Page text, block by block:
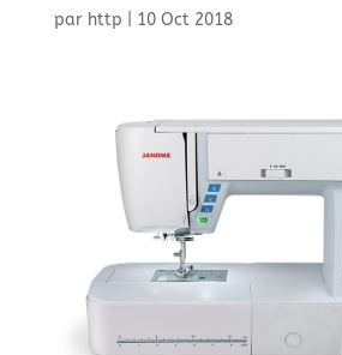
par http 10 Oct 2018